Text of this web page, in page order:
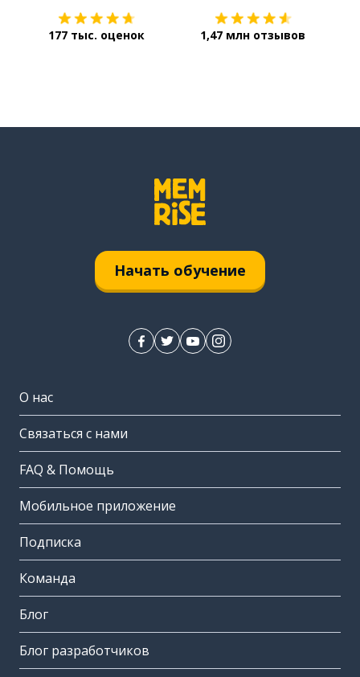
177 тыс. оценок 1,47 млн отзывов
Начать обучение
О нас
Связаться с нами
FAQ & Помощь
Мобильное приложение
Подписка
Команда
Блог
Блог разработчиков